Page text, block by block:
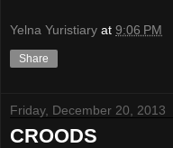
Yelna Yuristiary at 9:06 PM
Share
Friday, December 20, 2013
CROODS